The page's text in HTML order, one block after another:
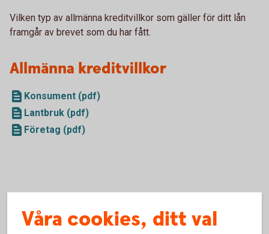
Vilken typ av allmänna kreditvillkor som gäller för ditt lån
framgår av brevet som du har fått.
Allmänna kreditvillkor
Konsument (pdf)
Lantbruk (pdf)
Företag (pdf)
Våra cookies, ditt val